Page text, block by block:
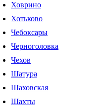
Ховрино
Хотьково
Чебоксары
Черноголовка
Чехов
Шатура
Шаховская
Шахты